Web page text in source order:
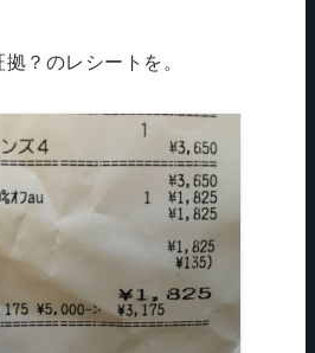
？のレシートを。